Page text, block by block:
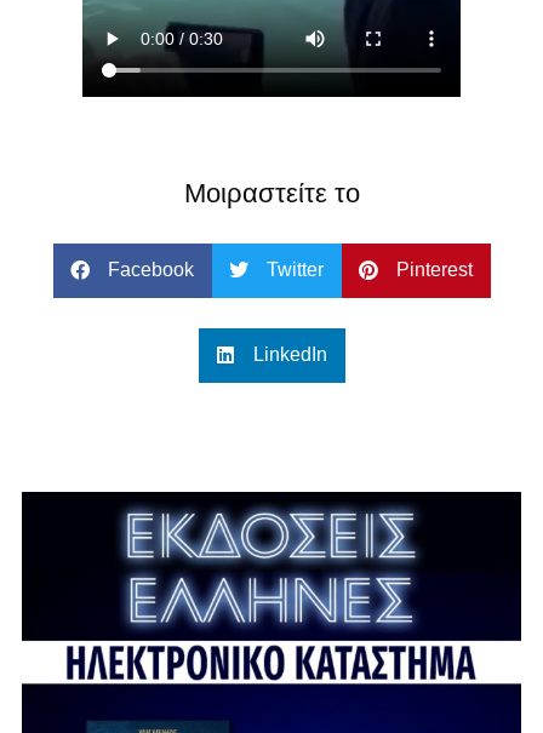
Μοιραστείτε το
Facebook Twitter Pinterest
LinkedIn